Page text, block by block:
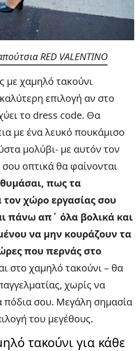
RED VALENTINO
με χαμηλό τακούνι
επιλογή αν στο
το dress code. Θα
με ένα λευκό πουκάμισο
μολύβι- με αυτόν τον
οπτικά θα φαίνονται
πως τα
χώρο εργασίας σου
πάνω απ΄ όλα βολικά και
να μην κουράζουν τα
που περνάς στο
στο χαμηλό τακούνι – θα
χωρίς να
πόδια σου. Μεγάλη σημασία
του μεγέθους.
τακούνι για κάθε